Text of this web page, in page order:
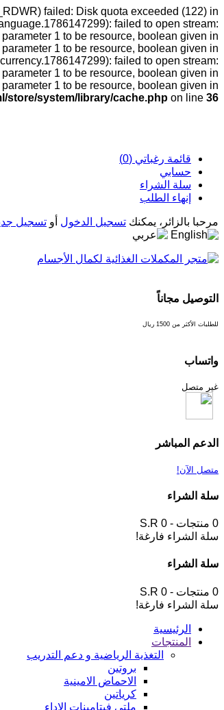
failed: Disk quota exceeded (122) in
failed to open stream:
1 to be resource, boolean given in
1 to be resource, boolean given in
failed to open stream:
1 to be resource, boolean given in
1 to be resource, boolean given in
store/system/library/cache.php on line 36
قائمة رغباتي (0)
حسابي
سلة الشراء
إنهاء الطلب
مرحبا بالزائر، يمكنك تسجيل الدخول أو تسجيل
التوصيل مجاناً
للطلبات الأكثر من 1500 ريال
واتساب
غير متصل
الدعم المباشر
متصل الآن!
سلة الشراء
0 منتجات - S.R 0
سلة الشراء فارغة!
سلة الشراء
0 منتجات - S.R 0
سلة الشراء فارغة!
الرئيسية
المنتجات
التغذية الرياضية و دعم التدريب
بروتين
الاحماض الامينية
كرياتين
ملتي فيتامينات الاداء